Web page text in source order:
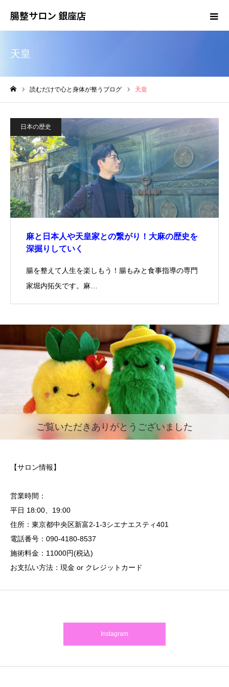
腸整サロン 銀座店
天皇
読むだけで心と身体が整うブログ 天皇
日本の歴史
麻と日本人や天皇家との繋がり！大麻の歴史を
深掘りしていく
腸を整えて人生を楽しもう！腸もみと食事指導の専門
家堀内拓矢です。麻…
ご覧いただきありがとうございました
【サロン情報】
営業時間：
平日 18:00、19:00
住所：東京都中央区新富2-1-3シエナエスティ401
電話番号：090-4180-8537
施術料金：11000円(税込)
お支払い方法：現金 or クレジットカード
Instagram